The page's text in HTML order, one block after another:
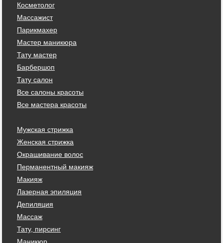
Косметолог
Массажист
Парикмахер
Мастер маникюра
Тату мастер
Барбершоп
Тату салон
Все салоны красоты
Все мастера красоты
Мужская стрижка
Женская стрижка
Окрашивание волос
Перманентный макияж
Макияж
Лазерная эпиляция
Депиляция
Массаж
Тату, пирсинг
Маникюр